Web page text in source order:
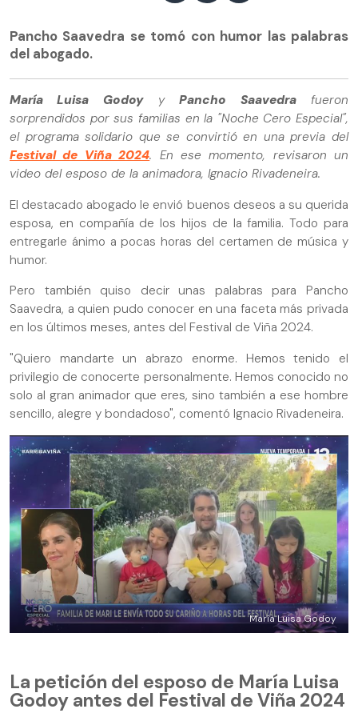
Pancho Saavedra se tomó con humor las palabras
del abogado.
María Luisa GodoyyPancho Saavedrafueron
sorprendidos por sus familias en la "Noche Cero Especial",
el programa solidario que se convirtió en una previa del
Festival de Viña 2024. En ese momento, revisaron un
video del esposo de la animadora, Ignacio Rivadeneira.
El destacado abogado le envió buenos deseos a su querida
esposa, en compañía de los hijos de la familia. Todo para
entregarle ánimo a pocas horas del certamen de música y
humor.
Pero también quiso decir unas palabras para Pancho
Saavedra, a quien pudo conocer en una faceta más privada
en los últimos meses, antes del Festival de Viña 2024.
"Quiero mandarte un abrazo enorme. Hemos tenido el
privilegio de conocerte personalmente. Hemos conocido no
solo al gran animador que eres, sino también a ese hombre
sencillo, alegre y bondadoso", comentó Ignacio Rivadeneira.
María Luisa Godoy
La petición del esposo de María Luisa
Godoy antes del Festival de Viña 2024